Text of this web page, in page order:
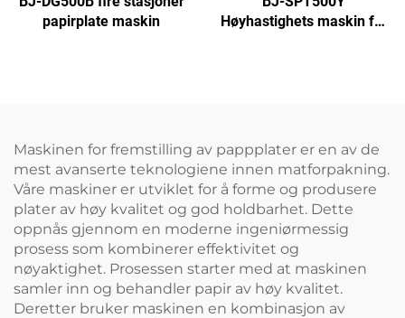
papirplate maskin
Høyhastighets maskin for
Maskinen for fremstilling av pappplater er en av de
mest avanserte teknologiene innen matforpakning.
Våre maskiner er utviklet for å forme og produsere
plater av høy kvalitet og god holdbarhet. Dette
oppnås gjennom en moderne ingeniørmessig
prosess som kombinerer effektivitet og
nøyaktighet. Prosessen starter med at maskinen
samler inn og behandler papir av høy kvalitet.
Deretter bruker maskinen en kombinasjon av